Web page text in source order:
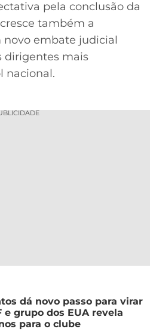
pela conclusão da
também a
embate judicial
dirigentes mais
nacional.
dá novo passo para virar
e grupo dos EUA revela
para o clube